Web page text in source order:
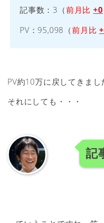
記事数：3（前月比+0
PV：95,098（前月比
PV約10万に戻してきまし
それにしても・・・
記